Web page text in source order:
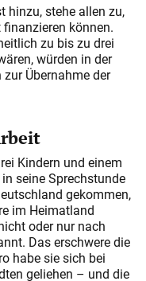
hinzu, stehe allen zu,
können.
zu bis zu drei
würden in der
Übernahme der
Kindern und einem
seine Sprechstunde
gekommen,
im Heimatland
oder nur nach
Das erschwere die
habe sie sich bei
geliehen – und die